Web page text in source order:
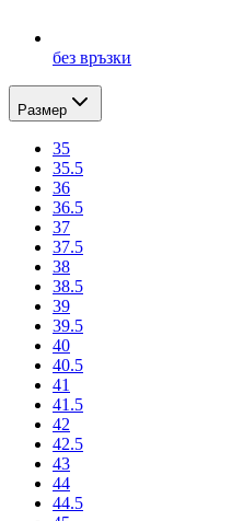
без връзки
Размер
35
35.5
36
36.5
37
37.5
38
38.5
39
39.5
40
40.5
41
41.5
42
42.5
43
44
44.5